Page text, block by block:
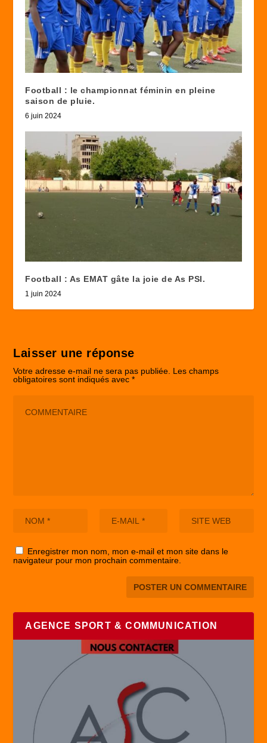
Football : le championnat féminin en pleine
saison de pluie.
6 juin 2024
Football : As EMAT gâte la joie de As PSI.
1 juin 2024
Laisser une réponse
Votre adresse e-mail ne sera pas publiée. Les champs
obligatoires sont indiqués avec*
Enregistrer mon nom, mon e-mail et mon site dans le
navigateur pour mon prochain commentaire.
AGENCE SPORT & COMMUNICATION